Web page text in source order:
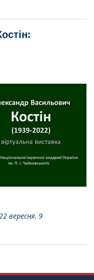
вересня, 9